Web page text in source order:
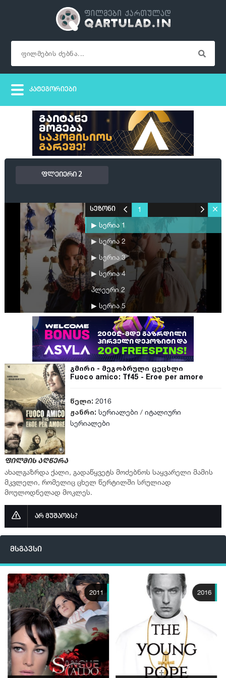
ფლეიერი 2
სეზონი
1
▶ სერია 1
▶ სერია 2
▶ სერია 3
▶ სერია 4
პლეერი 2
▶ სერია 5
▶ სერია 6
▶ სერია 7
▶ სერია 8
▶ სერია 9
გმირი - მეგობრული ცეცხლი
Fuoco amico: Tf45 - Eroe per amore
წელი: 2016
ჟანრი: სერიალები / იტალიური
სერიალები
ფილმის აღწერა
ახალგაზრდა ქალი, გადაწყვეტს მოძებნოს საყვარელი მამის
მკვლელი, რომელიც ცხელ წერტილში სრულიად
მოულოდნელად მოკლეს.
არ მუშაობს?
მსგავსი
2011 2016